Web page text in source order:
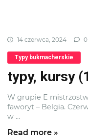
14 czerwca, 2024 0
Typy bukmacherskie
typy, kursy
W grupie E
faworyt – Belgia.
w ...
Read more »